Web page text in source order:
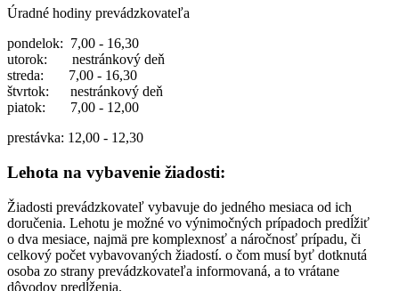
Úradné hodiny prevádzkovateľa
pondelok: 7,00 - 16,30
utorok: nestránkový deň
streda: 7,00 - 16,30
štvrtok: nestránkový deň
piatok: 7,00 - 12,00
prestávka: 12,00 - 12,30
Lehota na vybavenie žiadosti:
Žiadosti prevádzkovateľ vybavuje do jedného mesiaca od ich
doručenia. Lehotu je možné vo výnimočných prípadoch predĺžiť
o dva mesiace, najmä pre komplexnosť a náročnosť prípadu, či
celkový počet vybavovaných žiadostí. o čom musí byť dotknutá
osoba zo strany prevádzkovateľa informovaná, a to vrátane
dôvodov predĺženia.